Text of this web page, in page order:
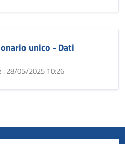
unico - Dati
: 28/05/2025 10:26